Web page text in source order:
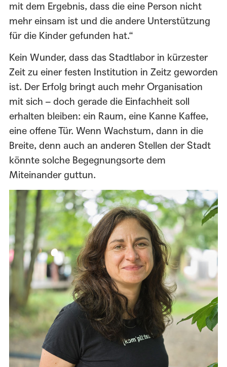
mit dem Ergebnis, dass die eine Person nicht
mehr einsam ist und die andere Unterstützung
für die Kinder gefunden hat.“
Kein Wunder, dass das Stadtlabor in kürzester
Zeit zu einer festen Institution in Zeitz geworden
ist. Der Erfolg bringt auch mehr Organisation
mit sich – doch gerade die Einfachheit soll
erhalten bleiben: ein Raum, eine Kanne Kaffee,
eine offene Tür. Wenn Wachstum, dann in die
Breite, denn auch an anderen Stellen der Stadt
könnte solche Begegnungsorte dem
Miteinander guttun.